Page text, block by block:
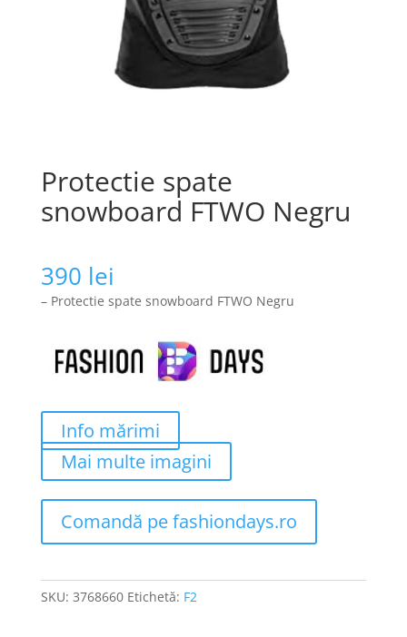
Protectie spate
snowboard FTWO Negru
390 lei
– Protectie spate snowboard FTWO Negru
Info mărimi
Mai multe imagini
Comandă pe fashiondays.ro
SKU: 3768660 Etichetă: F2